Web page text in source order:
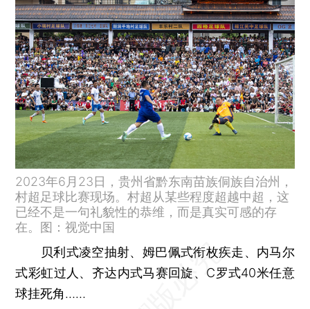
2023年6月23日，贵州省黔东南苗族侗族自治州，
村超足球比赛现场。村超从某些程度超越中超，这
已经不是一句礼貌性的恭维，而是真实可感的存
在。图：视觉中国
贝利式凌空抽射、姆巴佩式衔枚疾走、内马尔
式彩虹过人、齐达内式马赛回旋、C罗式40米任意
球挂死角……